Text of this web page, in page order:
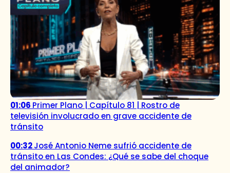
01:06 Primer Plano | Capítulo 81 | Rostro de
televisión involucrado en grave accidente de
tránsito
00:32José Antonio Neme sufrió accidente de
tránsito en Las Condes: ¿Qué se sabe del choque
del animador?